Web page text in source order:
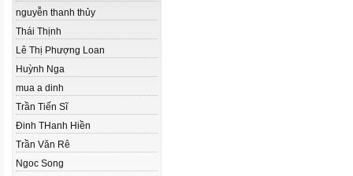
nguyễn thanh thủy
Thái Thịnh
Lê Thị Phượng Loan
Huỳnh Nga
mua a dinh
Trần Tiến Sĩ
Đinh THanh Hiền
Trần Văn Rê
Ngoc Song